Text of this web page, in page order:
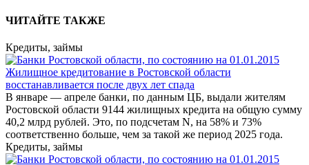
ЧИТАЙТЕ ТАКЖЕ
Кредиты, займы
Жилищное кредитование в Ростовской области
восстанавливается после двух лет спада
В январе — апреле банки, по данным ЦБ, выдали жителям
Ростовской области 9144 жилищных кредита на общую сумму
40,2 млрд рублей. Это, по подсчетам N, на 58% и 73%
соответственно больше, чем за такой же период 2025 года.
Кредиты, займы